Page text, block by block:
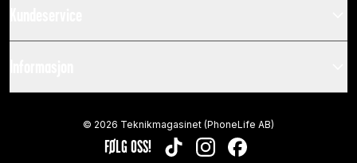
FØLG OSS! TIKTOKINSTAGRAMFACEBOOK
© 2026 Teknikmagasinet (PhoneLife AB)